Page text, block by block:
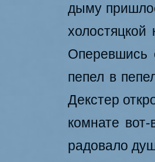
дыму
Оперевшись
пепел в
Декстер
комнате
радовало